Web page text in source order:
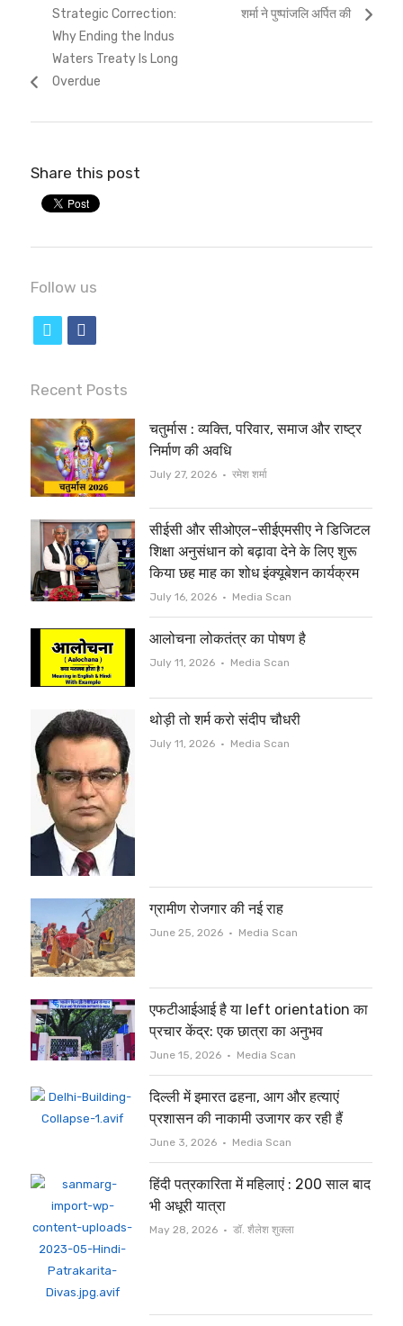
Strategic Correction:
Why Ending the Indus
Waters Treaty Is Long
Overdue
शर्मा ने पुष्पांजलि अर्पित की
Share this post
Follow us
i
t
t
e
r
c
e
b
o
o
k
Recent Posts
चतुर्मास : व्यक्ति, परिवार, समाज और राष्ट्र
निर्माण की अवधि
July 27, 2026 Author
रमेश शर्मा
सीईसी और सीओएल-सीईएमसीए ने डिजिटल
शिक्षा अनुसंधान को बढ़ावा देने के लिए शुरू
किया छह माह का शोध इंक्यूबेशन कार्यक्रम
July 16, 2026 Author
Media Scan
आलोचना लोकतंत्र का पोषण है
July 11, 2026 Author
Media Scan
थोड़ी तो शर्म करो संदीप चौधरी
July 11, 2026 Author
Media Scan
ग्रामीण रोजगार की नई राह
June 25, 2026 Author
Media Scan
एफटीआईआई है या left orientation का
प्रचार केंद्र: एक छात्रा का अनुभव
June 15, 2026 Author
Media Scan
दिल्ली में इमारत ढहना, आग और हत्याएं
प्रशासन की नाकामी उजागर कर रही हैं
June 3, 2026 Author
Media Scan
हिंदी पत्रकारिता में महिलाएं : 200 साल बाद
भी अधूरी यात्रा
May 28, 2026 Author
डॉ. शैलेश शुक्ला